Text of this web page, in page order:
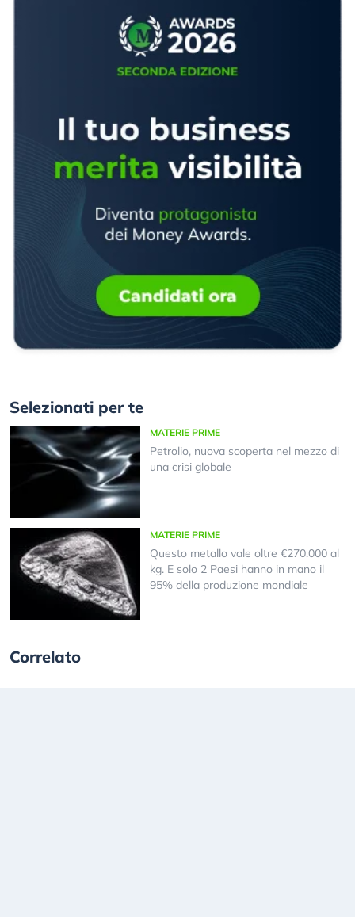
Selezionati per te
MATERIE PRIME
Petrolio, nuova scoperta nel mezzo di
una crisi globale
MATERIE PRIME
Questo metallo vale oltre €270.000 al
kg. E solo 2 Paesi hanno in mano il
95% della produzione mondiale
Correlato